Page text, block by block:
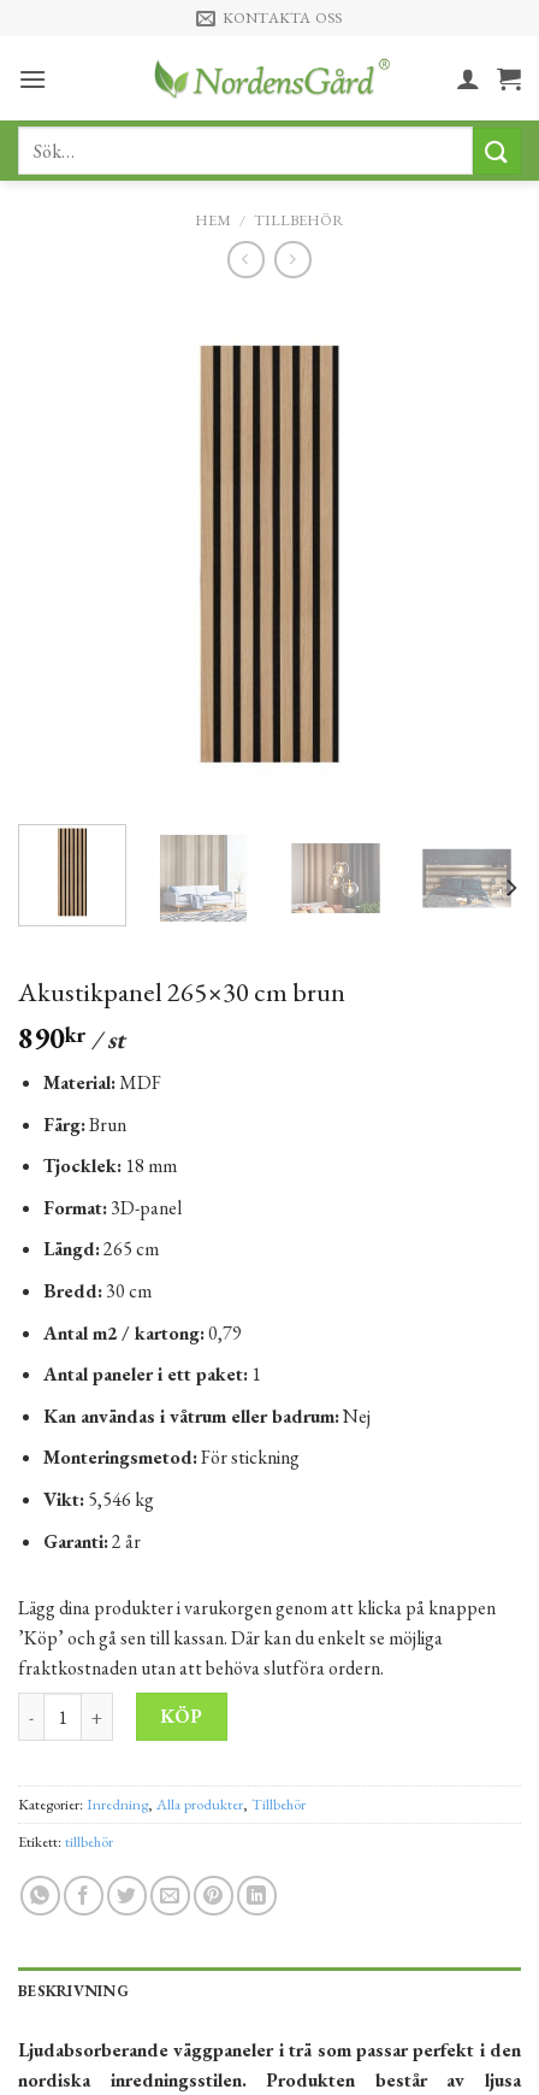
content
KONTAKTA OSS
Sök
HEM / TILLBEHÖR
Akustikpanel 265×30 cm brun
890kr / st
Material:MDF
Färg:Brun
Tjocklek:18 mm
Format:3D-panel
Längd:265 cm
Bredd:30 cm
Antal m2 / kartong:0,79
Antal paneler i ett paket:1
Kan användas i våtrum eller badrum:Nej
Monteringsmetod:För stickning
Vikt:5,546 kg
Garanti:2 år
Lägg dina produkter i varukorgen genom att klicka på knappen
’Köp’ och gå sen till kassan. Där kan du enkelt se möjliga
fraktkostnaden utan att behöva slutföra ordern.
Akustikpanel 265x30 cm brun mängd
KÖP
Kategorier: Inredning, Alla produkter, Tillbehör
Etikett:tillbehör
BESKRIVNING
Ljudabsorberande väggpaneler i trä som passar perfekt i den
nordiska inredningsstilen. Produkten består av ljusa